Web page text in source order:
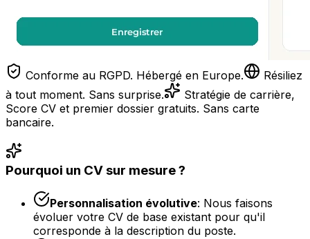
Conforme au RGPD. Hébergé en Europe.
Résiliez
à tout moment. Sans surprise.
Stratégie de carrière,
Score CV et premier dossier gratuits. Sans carte
bancaire.
Pourquoi un CV sur mesure ?
Personnalisation évolutive: Nous faisons
évoluer votre CV de base existant pour qu'il
corresponde à la description du poste.